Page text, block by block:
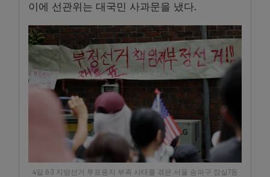
이에 선관위는 대국민 사과문을 냈다.
4일 6·3 지방선거 투표용지 부족 사태를 겪은 서울 송파구 잠실7동